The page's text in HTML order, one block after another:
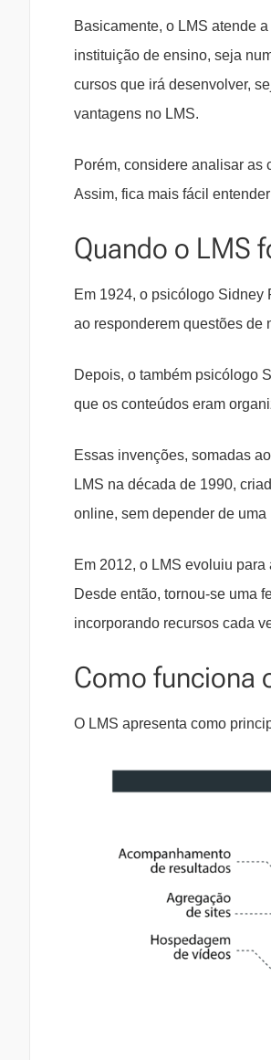
Basicamente, o LMS atende
instituição de ensino, seja
cursos que irá desenvolver,
vantagens no LMS.
Porém, considere analisar as
Assim, fica mais fácil
Quando o LMS
Em 1924, o psicólogo Sidney
ao responderem questões de
Depois, o também psicólogo
que os conteúdos eram
Essas invenções, somadas
LMS na década de 1990,
online, sem depender de uma
Em 2012, o LMS evoluiu
Desde então, tornou-se uma
incorporando recursos cada
Como funciona
O LMS apresenta como